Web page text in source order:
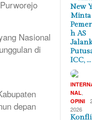
Nasional
di
depan
New
Minta
h AS
ICC, …
NAL
OPINI
2026